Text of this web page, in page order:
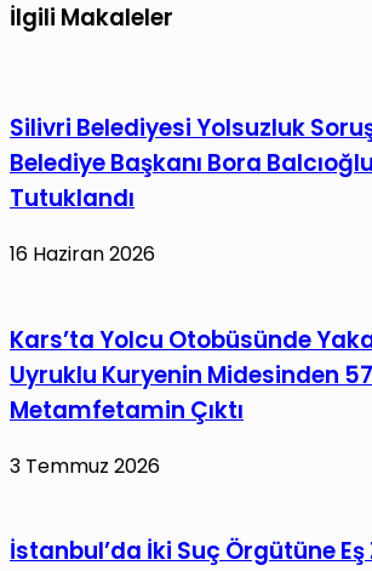
İlgili Makaleler
Silivri Belediyesi Yolsuzluk
Belediye Başkanı Bora
Tutuklandı
16 Haziran 2026
Kars’ta Yolcu Otobüsünde
Uyruklu Kuryenin Midesinden
Metamfetamin Çıktı
3 Temmuz 2026
İstanbul’da İki Suç Örgütüne Eş